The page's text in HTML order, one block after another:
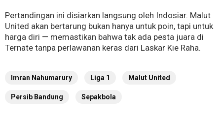
Pertandingan ini disiarkan langsung oleh Indosiar. Malut
United akan bertarung bukan hanya untuk poin, tapi untuk
harga diri — memastikan bahwa tak ada pesta juara di
Ternate tanpa perlawanan keras dari Laskar Kie Raha.
Imran Nahumarury Liga 1 Malut United
Persib Bandung Sepakbola